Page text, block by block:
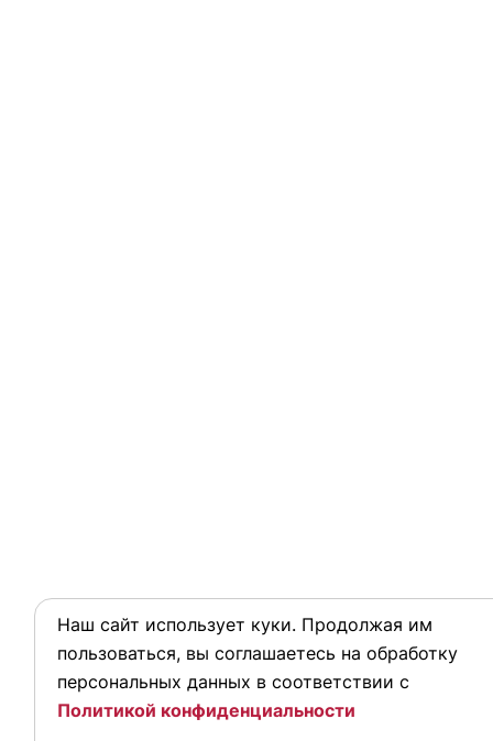
Наш сайт использует куки. Продолжая им
пользоваться, вы соглашаетесь на обработку
персональных данных в соответствии с
Политикой конфиденциальности